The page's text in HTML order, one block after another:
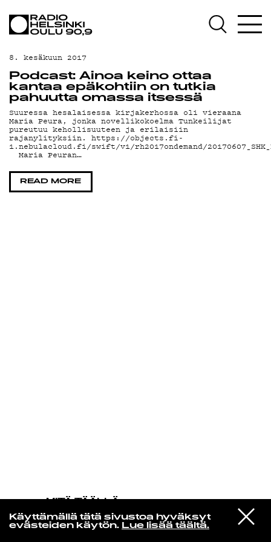
Käyttämällä tätä sivustoa hyväksyt
evästeiden käytön. Lue lisää täältä.
VIESTI
STUDIOON
MITÄ TÄÄLLÄ
Manic Street Preachers
The Everlasting
AJANKOHTAISTA
OHJELMAT
TEKIJÄT
ON-DEMAND
PODCAST
MAINOSTA
YHTEYSTIEDOT
8. kesäkuun 2017
Podcast: Ainoa keino ottaa
kantaa epäkohtiin on tutkia
pahuutta omassa itsessä
Suuressa hesalaisessa kirjakerhossa oli vieraana
Maria Peura, jonka novellikokoelma Tunkeilijat
pureutuu kehollisuuteen ja erilaisiin
rajanylityksiin. https://objects.fi-
1.nebulacloud.fi/swift/v1/rh2017ondemand/
Maria Peuran…
READ MORE